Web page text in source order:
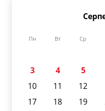
Пн Вт Ср
3
4 5
10
11 12
17
18 19